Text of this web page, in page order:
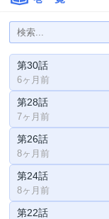
第30話
6ヶ月前
第28話
7ヶ月前
第26話
8ヶ月前
第24話
8ヶ月前
第22話